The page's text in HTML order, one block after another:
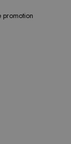
promotion